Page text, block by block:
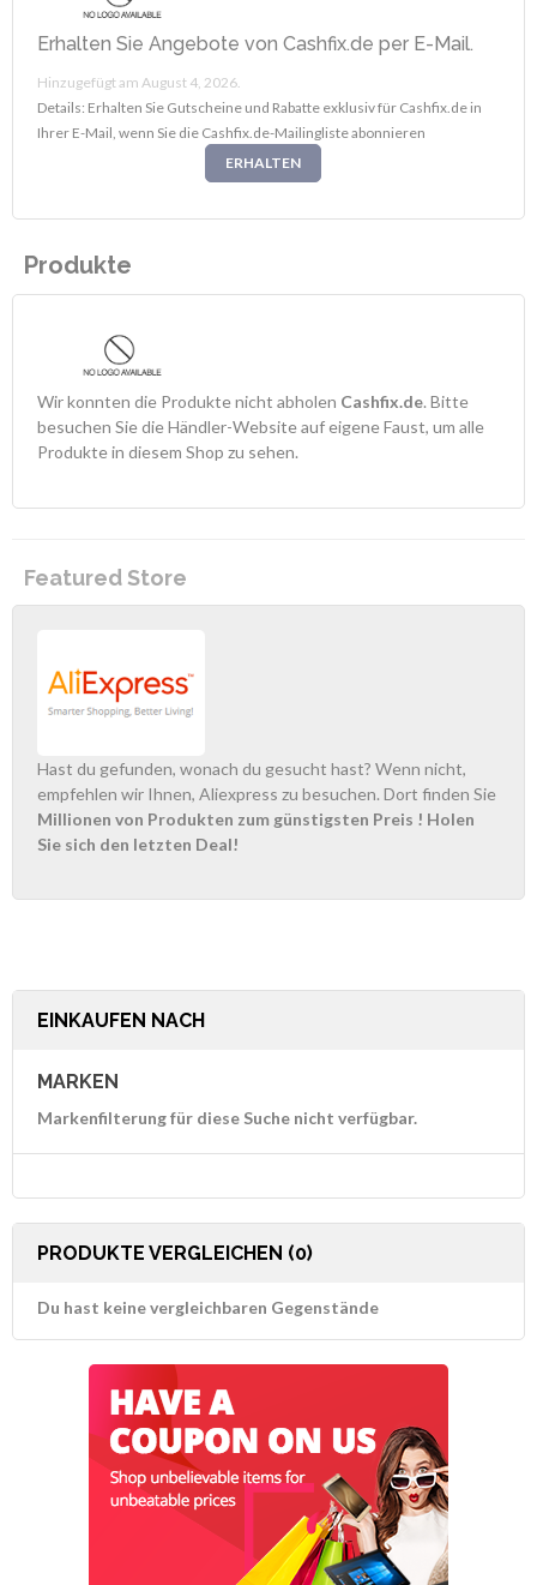
Erhalten Sie Angebote von Cashfix.de per E-Mail.
Hinzugefügt am August 4, 2026.
Details: Erhalten Sie Gutscheine und Rabatte exklusiv für Cashfix.de in
Ihrer E-Mail, wenn Sie die Cashfix.de-Mailingliste abonnieren
ERHALTEN
Produkte
Wir konnten die Produkte nicht abholen Cashfix.de. Bitte
besuchen Sie die Händler-Website auf eigene Faust, um alle
Produkte in diesem Shop zu sehen.
Featured Store
Hast du gefunden, wonach du gesucht hast? Wenn nicht,
empfehlen wir Ihnen, Aliexpress zu besuchen. Dort finden Sie
Millionen von Produkten zum günstigsten Preis ! Holen
Sie sich den letzten Deal!
EINKAUFEN NACH
MARKEN
Markenfilterung für diese Suche nicht verfügbar.
PRODUKTE VERGLEICHEN (0)
Du hast keine vergleichbaren Gegenstände